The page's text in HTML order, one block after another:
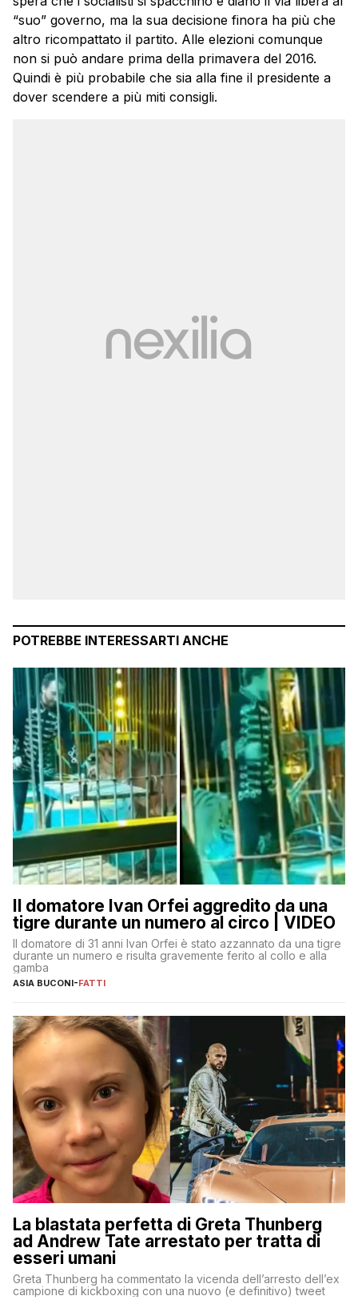
“suo” governo, ma la sua decisione finora ha più che
altro ricompattato il partito. Alle elezioni comunque
non si può andare prima della primavera del 2016.
Quindi è più probabile che sia alla fine il presidente a
dover scendere a più miti consigli.
POTREBBE INTERESSARTI ANCHE
Il domatore Ivan Orfei aggredito da una
tigre durante un numero al circo | VIDEO
Il domatore di 31 anni Ivan Orfei è stato azzannato da una tigre
durante un numero e risulta gravemente ferito al collo e alla
gamba
ASIA BUCONI-FATTI
La blastata perfetta di Greta Thunberg
ad Andrew Tate arrestato per tratta di
esseri umani
Greta Thunberg ha commentato la vicenda dell’arresto dell’ex
campione di kickboxing con una nuovo (e definitivo) tweet